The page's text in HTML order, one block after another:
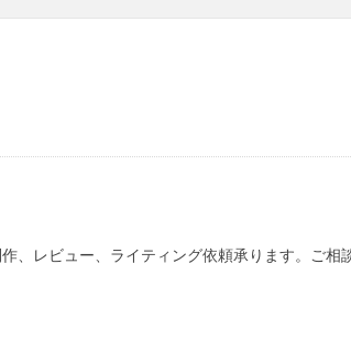
レビュー、ライティング依頼承ります。ご相